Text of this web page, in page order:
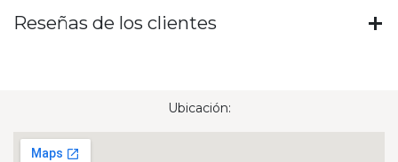
Reseñas de los clientes
Ubicación: